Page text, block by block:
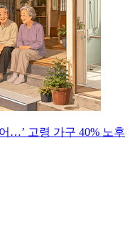
…’ 고령 가구 40% 노후